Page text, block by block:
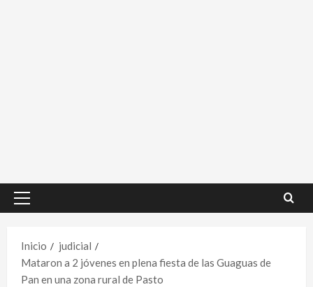
Menú
Inicio
judicial
Mataron a 2 jóvenes en plena fiesta de las Guaguas de
Pan en una zona rural de Pasto